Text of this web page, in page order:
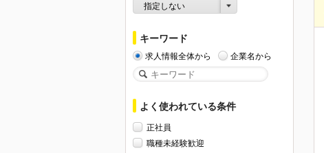
指定しない
キーワード
求人情報全体から 企業名から
よく使われている条件
正社員
職種未経験歓迎